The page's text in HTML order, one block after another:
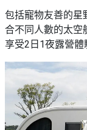
包括寵物友善的星
合不同人數的太空
享受2日1夜露營體